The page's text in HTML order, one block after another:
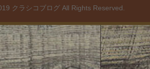
クラシコブログ All Rights Reserved.